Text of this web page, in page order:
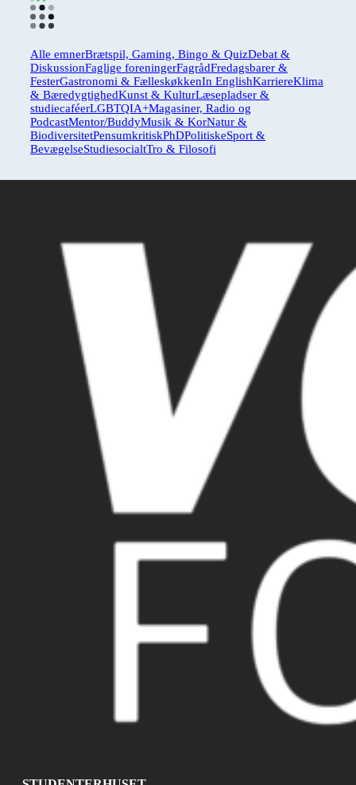
Alle emnerBrætspil, Gaming, Bingo & QuizDebat &
DiskussionFaglige foreningerFagrådFredagsbarer &
FesterGastronomi & FælleskøkkenIn EnglishKarriereKlima
& BæredygtighedKunst & KulturLæsepladser &
studiecaféerLGBTQIA+Magasiner, Radio og
PodcastMentor/BuddyMusik & KorNatur &
BiodiversitetPensumkritiskPhDPolitiskeSport &
BevægelseStudiesocialtTro & Filosofi